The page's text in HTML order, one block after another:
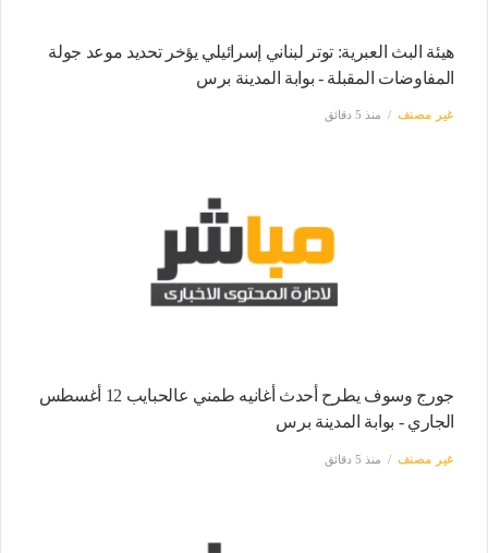
هيئة البث العبرية: توتر لبناني إسرائيلي يؤخر تحديد موعد جولة
المفاوضات المقبلة - بوابة المدينة برس
غير مصنف منذ 5 دقائق
جورج وسوف يطرح أحدث أغانيه طمني عالحبايب 12 أغسطس
الجاري - بوابة المدينة برس
غير مصنف منذ 5 دقائق